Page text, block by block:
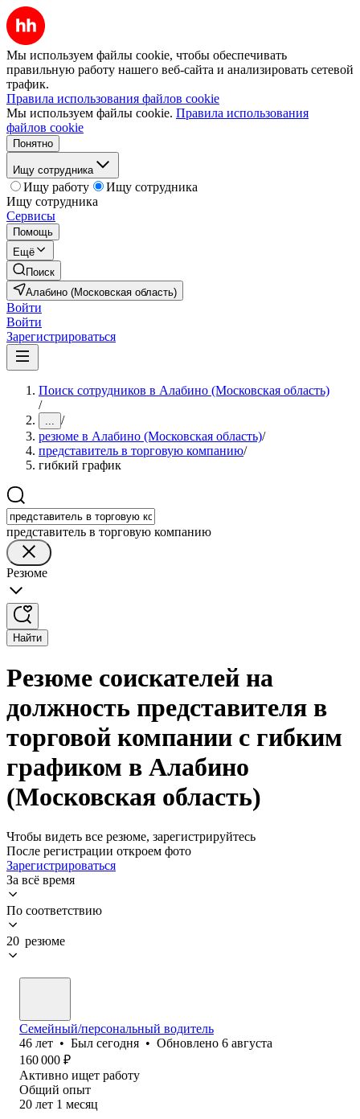
Мы используем файлы cookie, чтобы обеспечивать
правильную работу нашего веб-сайта и анализировать сетевой
трафик.
Правила использования файлов cookie
Мы используем файлы cookie. Правила использования
файлов cookie
Понятно
Ищу сотрудника
Ищу работу
Ищу сотрудника
Ищу сотрудника
Сервисы
Помощь
Ещё
Поиск
Алабино (Московская область)
Войти
Войти
Зарегистрироваться
Поиск сотрудников в Алабино (Московская область)
/
... /
резюме в Алабино (Московская область)/
представитель в торговую компанию/
гибкий график
представитель в торговую компанию
Резюме
Найти
Резюме соискателей на
должность представителя в
торговой компании с гибким
графиком в Алабино
(Московская область)
Чтобы видеть все резюме, зарегистрируйтесь
После регистрации откроем фото
Зарегистрироваться
За всё время
По соответствию
20 резюме
Семейный/персональный водитель
46 лет • Был сегодня • Обновлено 6 августа
160 000 ₽
Активно ищет работу
Общий опыт
20 лет 1 месяц